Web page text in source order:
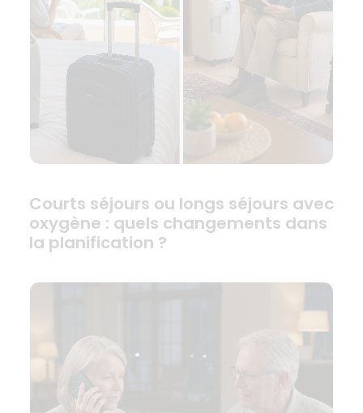
Courts séjours ou longs séjours avec
oxygène : quels changements dans
la planification ?